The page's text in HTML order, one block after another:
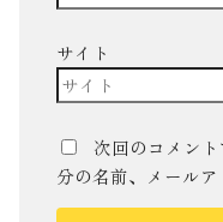
サイト
次回のコメン
分の名前、メールア